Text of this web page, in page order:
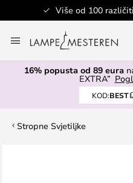
Više od 100
to
Content
16% popusta od 89 eura
EXTRA”
KOD:BEST
Stropne Svjetiljke